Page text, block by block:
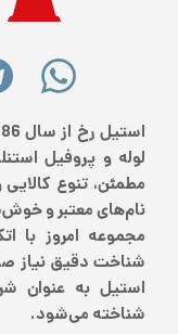
لوله و پروفیل
مطمئن، تنوع
نام‌های معتبر و
مجموعه امروز با
شناخت دقیق نیاز
استیل به عنوان
شناخته می‌شود.